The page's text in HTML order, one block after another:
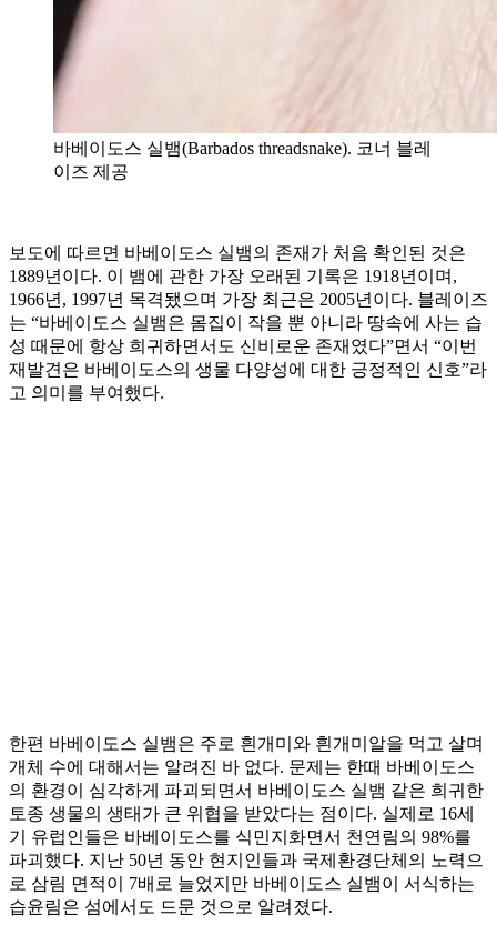
바베이도스 실뱀(Barbados threadsnake). 코너 블레
이즈 제공
보도에 따르면 바베이도스 실뱀의 존재가 처음 확인된 것은
1889년이다. 이 뱀에 관한 가장 오래된 기록은 1918년이며,
1966년, 1997년 목격됐으며 가장 최근은 2005년이다. 블레이즈
는 “바베이도스 실뱀은 몸집이 작을 뿐 아니라 땅속에 사는 습
성 때문에 항상 희귀하면서도 신비로운 존재였다”면서 “이번
재발견은 바베이도스의 생물 다양성에 대한 긍정적인 신호”라
고 의미를 부여했다.
한편 바베이도스 실뱀은 주로 흰개미와 흰개미알을 먹고 살며
개체 수에 대해서는 알려진 바 없다. 문제는 한때 바베이도스
의 환경이 심각하게 파괴되면서 바베이도스 실뱀 같은 희귀한
토종 생물의 생태가 큰 위협을 받았다는 점이다. 실제로 16세
기 유럽인들은 바베이도스를 식민지화면서 천연림의 98%를
파괴했다. 지난 50년 동안 현지인들과 국제환경단체의 노력으
로 삼림 면적이 7배로 늘었지만 바베이도스 실뱀이 서식하는
습윤림은 섬에서도 드문 것으로 알려졌다.